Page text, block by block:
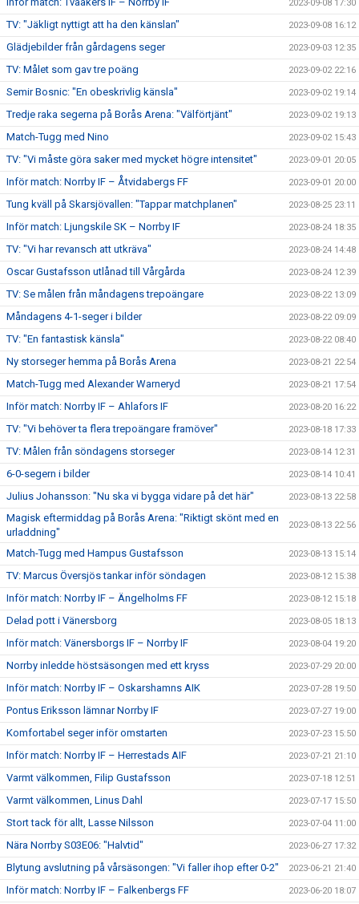
2023-09-08 17:30
TV: "Jäkligt nyttigt att ha den känslan" 2023-09-08 16:12
Glädjebilder från gårdagens seger 2023-09-03 12:35
TV: Målet som gav tre poäng 2023-09-02 22:16
Semir Bosnic: "En obeskrivlig känsla" 2023-09-02 19:14
Tredje raka segerna på Borås Arena: "Välförtjänt" 2023-09-02 19:13
Match-Tugg med Nino 2023-09-02 15:43
TV: "Vi måste göra saker med mycket högre intensitet" 2023-09-01 20:05
Inför match: Norrby IF – Åtvidabergs FF 2023-09-01 20:00
Tung kväll på Skarsjövallen: "Tappar matchplanen" 2023-08-25 23:11
Inför match: Ljungskile SK – Norrby IF 2023-08-24 18:35
TV: "Vi har revansch att utkräva" 2023-08-24 14:48
Oscar Gustafsson utlånad till Vårgårda 2023-08-24 12:39
TV: Se målen från måndagens trepoängare 2023-08-22 13:09
Måndagens 4-1-seger i bilder 2023-08-22 09:09
TV: "En fantastisk känsla" 2023-08-22 08:40
Ny storseger hemma på Borås Arena 2023-08-21 22:54
Match-Tugg med Alexander Warneryd 2023-08-21 17:54
Inför match: Norrby IF – Ahlafors IF 2023-08-20 16:22
TV: "Vi behöver ta flera trepoängare framöver" 2023-08-18 17:33
TV: Målen från söndagens storseger 2023-08-14 12:31
6-0-segern i bilder 2023-08-14 10:41
Julius Johansson: "Nu ska vi bygga vidare på det här" 2023-08-13 22:58
Magisk eftermiddag på Borås Arena: "Riktigt skönt med en
urladdning"
2023-08-13 22:56
Match-Tugg med Hampus Gustafsson 2023-08-13 15:14
TV: Marcus Översjös tankar inför söndagen 2023-08-12 15:38
Inför match: Norrby IF – Ängelholms FF 2023-08-12 15:18
Delad pott i Vänersborg 2023-08-05 18:13
Inför match: Vänersborgs IF – Norrby IF 2023-08-04 19:20
Norrby inledde höstsäsongen med ett kryss 2023-07-29 20:00
Inför match: Norrby IF – Oskarshamns AIK 2023-07-28 19:50
Pontus Eriksson lämnar Norrby IF 2023-07-27 19:00
Komfortabel seger inför omstarten 2023-07-23 15:50
Inför match: Norrby IF – Herrestads AIF 2023-07-21 21:10
Varmt välkommen, Filip Gustafsson 2023-07-18 12:51
Varmt välkommen, Linus Dahl 2023-07-17 15:50
Stort tack för allt, Lasse Nilsson 2023-07-04 11:00
Nära Norrby S03E06: "Halvtid" 2023-06-27 17:32
Blytung avslutning på vårsäsongen: "Vi faller ihop efter 0-2" 2023-06-21 21:40
Inför match: Norrby IF – Falkenbergs FF 2023-06-20 18:07